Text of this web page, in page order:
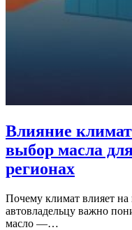
Влияние
выбор масла
регионах
Почему климат влияет
автовладельцу важно
масло —…